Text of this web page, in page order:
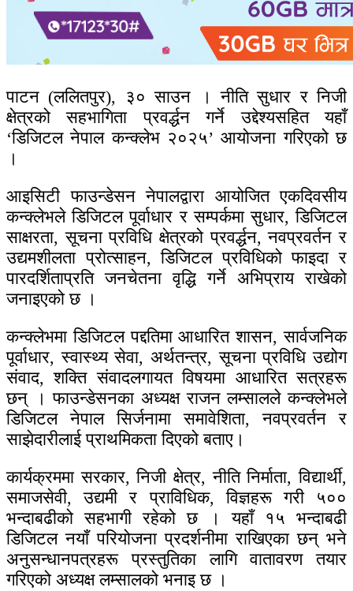
पाटन (ललितपुर), ३० साउन । नीति सुधार र निजी
क्षेत्रको सहभागिता प्रवर्द्धन गर्ने उद्देश्यसहित यहाँ
‘डिजिटल नेपाल कन्क्लेभ २०२५’ आयोजना गरिएको छ
।
आइसिटी फाउन्डेसन नेपालद्वारा आयोजित एकदिवसीय
कन्क्लेभले डिजिटल पूर्वाधार र सम्पर्कमा सुधार, डिजिटल
साक्षरता, सूचना प्रविधि क्षेत्रको प्रवर्द्धन, नवप्रवर्तन र
उद्यमशीलता प्रोत्साहन, डिजिटल प्रविधिको फाइदा र
पारदर्शिताप्रति जनचेतना वृद्धि गर्ने अभिप्राय राखेको
जनाइएको छ ।
कन्क्लेभमा डिजिटल पद्दतिमा आधारित शासन, सार्वजनिक
पूर्वाधार, स्वास्थ्य सेवा, अर्थतन्त्र, सूचना प्रविधि उद्योग
संवाद, शक्ति संवादलगायत विषयमा आधारित सत्रहरू
छन् । फाउन्डेसनका अध्यक्ष राजन लम्सालले कन्क्लेभले
डिजिटल नेपाल सिर्जनामा समावेशिता, नवप्रवर्तन र
साझेदारीलाई प्राथमिकता दिएको बताए।
कार्यक्रममा सरकार, निजी क्षेत्र, नीति निर्माता, विद्यार्थी,
समाजसेवी, उद्यमी र प्राविधिक, विज्ञहरू गरी ५००
भन्दाबढीको सहभागी रहेको छ । यहाँ १५ भन्दाबढी
डिजिटल नयाँ परियोजना प्रदर्शनीमा राखिएका छन् भने
अनुसन्धानपत्रहरू प्रस्तुतिका लागि वातावरण तयार
गरिएको अध्यक्ष लम्सालको भनाइ छ ।